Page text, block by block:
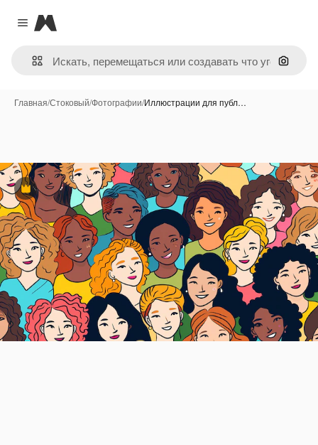
Close menu
Magnific
Поиск
Главная/Стоковый/Фотографии/Иллюстрации для публ…
Премиум